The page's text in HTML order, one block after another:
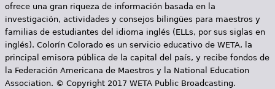
s
ofrece una gran riqueza de información basada en la
investigación, actividades y consejos bilingües para maestros y
familias de estudiantes del idioma inglés (ELLs, por sus siglas en
inglés). Colorín Colorado es un servicio educativo de WETA, la
principal emisora pública de la capital del país, y recibe fondos de
la Federación Americana de Maestros y la National Education
Association. © Copyright 2017 WETA Public Broadcasting.